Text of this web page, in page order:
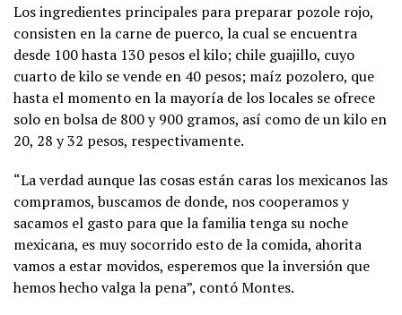
Los ingredientes principales para preparar pozole rojo,
consisten en la carne de puerco, la cual se encuentra
desde 100 hasta 130 pesos el kilo; chile guajillo, cuyo
cuarto de kilo se vende en 40 pesos; maíz pozolero, que
hasta el momento en la mayoría de los locales se ofrece
solo en bolsa de 800 y 900 gramos, así como de un kilo en
20, 28 y 32 pesos, respectivamente.
“La verdad aunque las cosas están caras los mexicanos las
compramos, buscamos de donde, nos cooperamos y
sacamos el gasto para que la familia tenga su noche
mexicana, es muy socorrido esto de la comida, ahorita
vamos a estar movidos, esperemos que la inversión que
hemos hecho valga la pena”, contó Montes.